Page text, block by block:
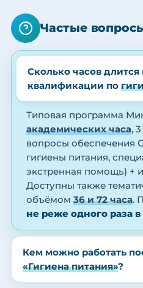
Частые
Сколько часов
квалификации по
Типовая программа
академических часа,
вопросы обеспечения
гигиены питания,
экстренная помощь) +
Доступны также
объёмом 36 и 72 часа.
не реже одного раза в
Кем можно работать
«Гигиена питания»?